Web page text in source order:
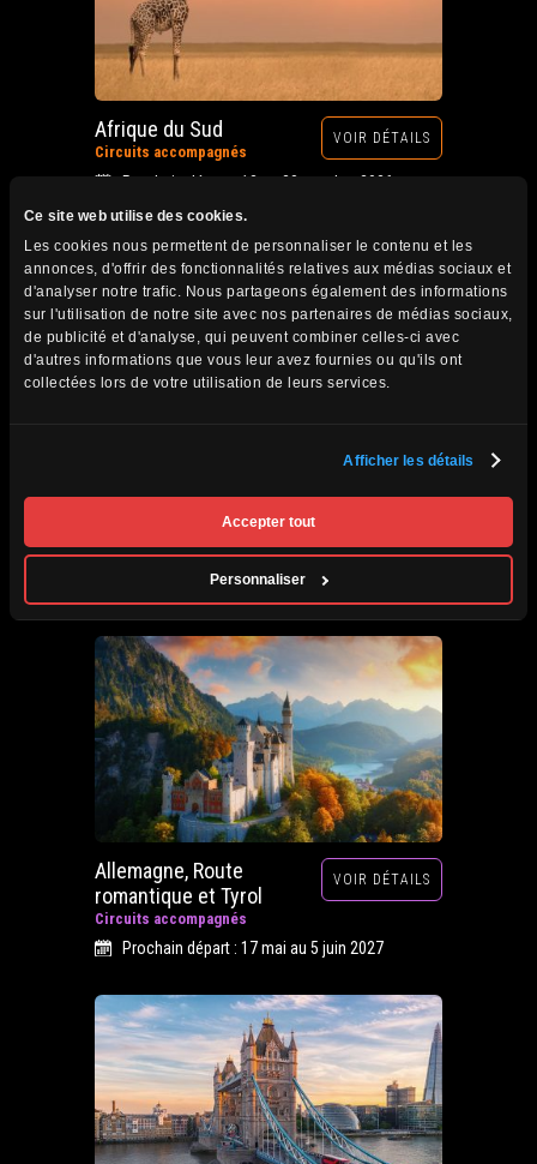
Ce site web utilise des cookies.
Les cookies nous permettent de personnaliser le contenu et les
annonces, d'offrir des fonctionnalités relatives aux médias sociaux et
d'analyser notre trafic. Nous partageons également des informations
sur l'utilisation de notre site avec nos partenaires de médias sociaux,
de publicité et d'analyse, qui peuvent combiner celles-ci avec
d'autres informations que vous leur avez fournies ou qu'ils ont
collectées lors de votre utilisation de leurs services.
Afficher les détails
Accepter tout
Personnaliser
Afrique du Sud
Circuits accompagnés
VOIR DÉTAILS
Prochain départ : 12 au 28 octobre 2026
Allemagne, Route
romantique et Tyrol
Circuits accompagnés
VOIR DÉTAILS
Prochain départ : 17 mai au 5 juin 2027